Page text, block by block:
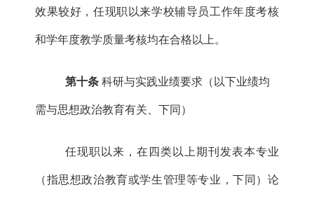
效果较好，任现职以来学校辅导员工作年度考核
和学年度教学质量考核均在合格以上。
第十条 科研与实践业绩要求（以下业绩均
需与思想政治教育有关、下同）
任现职以来，在四类以上期刊发表本专业
（指思想政治教育或学生管理等专业，下同）论